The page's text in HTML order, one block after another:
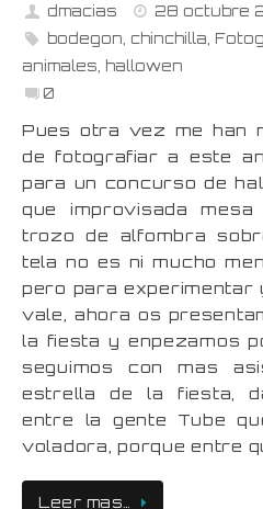
dmacias 28 octubre
bodegon chinchilla
animales
hallowen
0
Pues otra vez me han
de fotografiar a este
para un concurso de
que improvisada
trozo de alfombra
tela no es ni mucho
pero para experimentar
vale, ahora os
la fiesta y enpezamos
seguimos con mas
estrella de la fiesta,
entre la gente Tube
voladora, porque entre
Leer mas…